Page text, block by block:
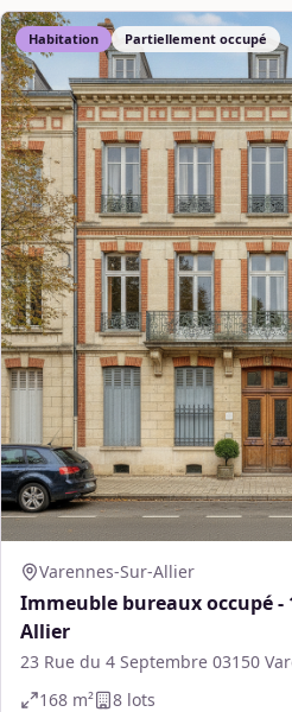
Habitation Partiellement occupé
Varennes-Sur-Allier
Immeuble bureaux occupé -
Allier
23 Rue du 4 Septembre 03150
168 m² 8 lots